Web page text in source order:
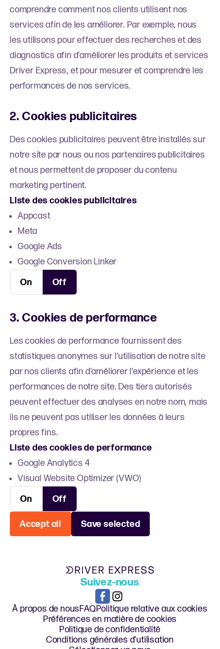
comprendre comment nos clients utilisent nos
services afin de les améliorer. Par exemple, nous
les utilisons pour effectuer des recherches et des
diagnostics afin d’améliorer les produits et services
Driver Express, et pour mesurer et comprendre les
performances de nos services.
2. Cookies publicitaires
Des cookies publicitaires peuvent être installés sur
notre site par nous ou nos partenaires publicitaires
et nous permettent de proposer du contenu
marketing pertinent.
Liste des cookies publicitaires
Appcast
Meta
Google Ads
Google Conversion Linker
On
Off
3. Cookies de performance
Les cookies de performance fournissent des
statistiques anonymes sur l’utilisation de notre site
par nos clients afin d’améliorer l’expérience et les
performances de notre site. Des tiers autorisés
peuvent effectuer des analyses en notre nom, mais
ils ne peuvent pas utiliser les données à leurs
propres fins.
Liste des cookies de performance
Google Analytics 4
Visual Website Optimizer (VWO)
On
Off
Accept all Save selected
Suivez-nous
À propos de nousFAQPolitique relative aux cookies
Préférences en matière de cookies
Politique de confidentialité
Conditions générales d’utilisation